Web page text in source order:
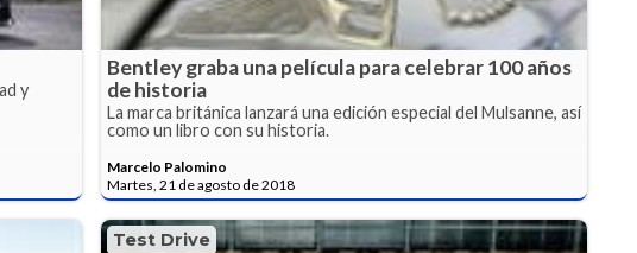
y
Bentley graba una película para celebrar 100 años
de historia
La marca británica lanzará una edición especial del Mulsanne, así
como un libro con su historia.
Marcelo Palomino
Martes, 21 de agosto de 2018
Test Drive